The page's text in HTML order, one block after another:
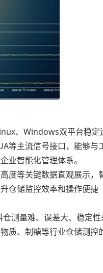
、Windows双平台稳定
等主流信号接口，能够与
业智能化管理体系。
度等关键数据直观展示，
仓储监控效率和操作便捷
测量难、误差大、稳定性
质、制糖等行业仓储测控